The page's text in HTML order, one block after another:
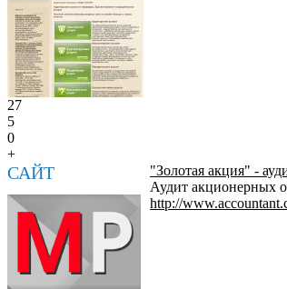
27
5
0
+
САЙТ
"Золотая акция" -
Аудит акционерных
http://